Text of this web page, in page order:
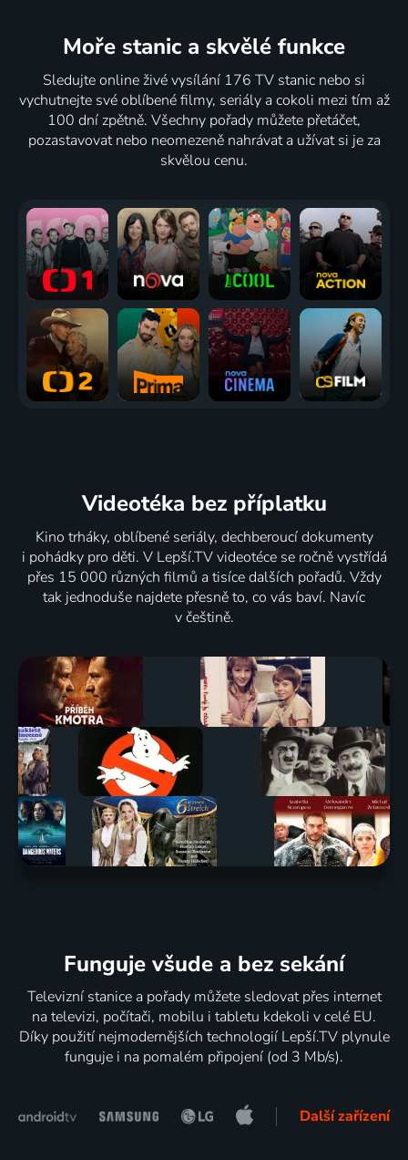
Moře stanic a skvělé funkce
Sledujte online živé vysílání 176 TV stanic nebo si
vychutnejte své oblíbené filmy, seriály a cokoli mezi tím až
100 dní zpětně. Všechny pořady můžete přetáčet,
pozastavovat nebo neomezeně nahrávat a užívat si je za
skvělou cenu.
Videotéka bez příplatku
Kino trháky, oblíbené seriály, dechberoucí dokumenty
i pohádky pro děti. V Lepší.TV videotéce se ročně vystřídá
přes 15 000 různých filmů a tisíce dalších pořadů. Vždy
tak jednoduše najdete přesně to, co vás baví. Navíc
v češtině.
Funguje všude a bez sekání
Televizní stanice a pořady můžete sledovat přes internet
na televizi, počítači, mobilu i tabletu kdekoli v celé EU.
Díky použití nejmodernějších technologií Lepší.TV plynule
funguje i na pomalém připojení (od 3 Mb/s).
Další zařízení